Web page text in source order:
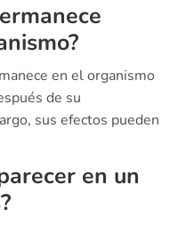
en el organismo
de su
sus efectos pueden
en un